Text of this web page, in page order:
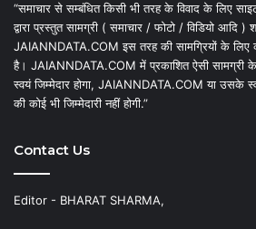
“समाचार से सम्बंधित किसी भी तरह के विवाद के लिए
द्वारा प्रस्तुत सामग्री ( समाचार / फोटो / विडियो आदि )
JAIANNDATA.COM इस तरह की सामग्रियों के लिए
है। JAIANNDATA.COM में प्रकाशित ऐसी सामग्री के
स्वयं जिम्मेदार होगा, JAIANNDATA.COM या उसके
की कोई भी जिम्मेदारी नहीं होगी.”
Contact Us
Editor - BHARAT SHARMA,